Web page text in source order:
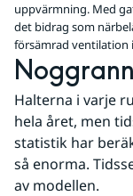
uppvärmning. Med
det bidrag som
försämrad ventilation
Halterna i varje
hela året, men
statistik har
så enorma.
av modellen.